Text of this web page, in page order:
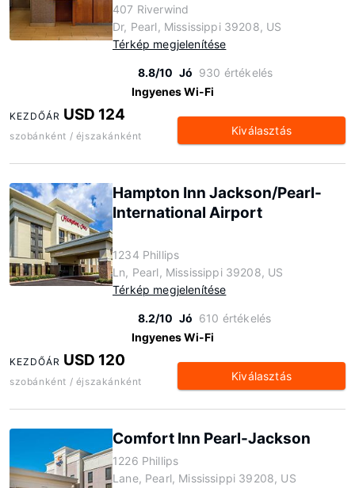
407 Riverwind
Dr, Pearl, Mississippi 39208, US
Térkép megjelenítése
8.8/10 Jó 930 értékelés
Ingyenes Wi-Fi
KEZDŐÁR USD 124
szobánként / éjszakánként Kiválasztás
Hampton Inn Jackson/Pearl-
International Airport
1234 Phillips
Ln, Pearl, Mississippi 39208, US
Térkép megjelenítése
8.2/10 Jó 610 értékelés
Ingyenes Wi-Fi
KEZDŐÁR USD 120
szobánként / éjszakánként Kiválasztás
Comfort Inn Pearl-Jackson
1226 Phillips
Lane, Pearl, Mississippi 39208, US